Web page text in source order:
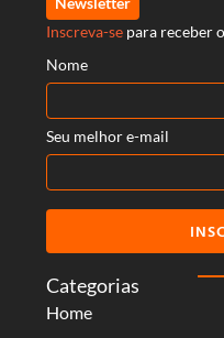
Categorias
Home
Inscreva-se para receber
Nome
Seu melhor e-mail